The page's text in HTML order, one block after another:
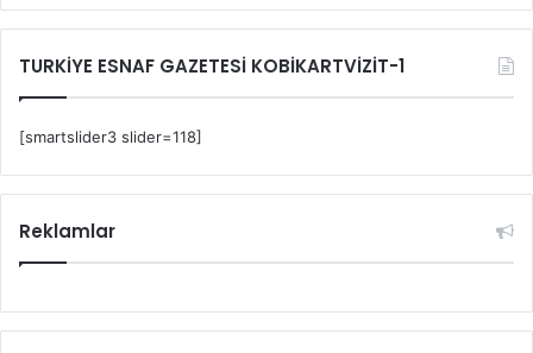
TURKİYE ESNAF GAZETESİ KOBİKARTVİZİT-1
[smartslider3 slider=118]
Reklamlar